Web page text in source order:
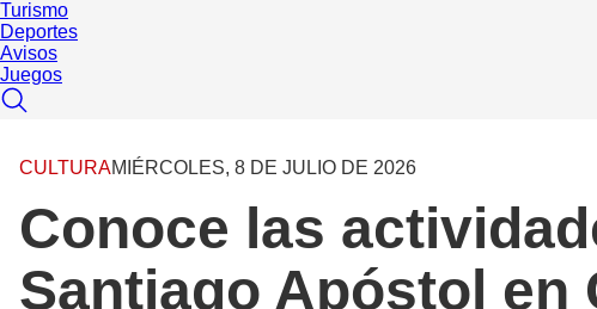
Turismo
Deportes
Avisos
Juegos
CULTURAMIÉRCOLES, 8 DE JULIO DE 2026
Conoce las
Santiago Apóstol en